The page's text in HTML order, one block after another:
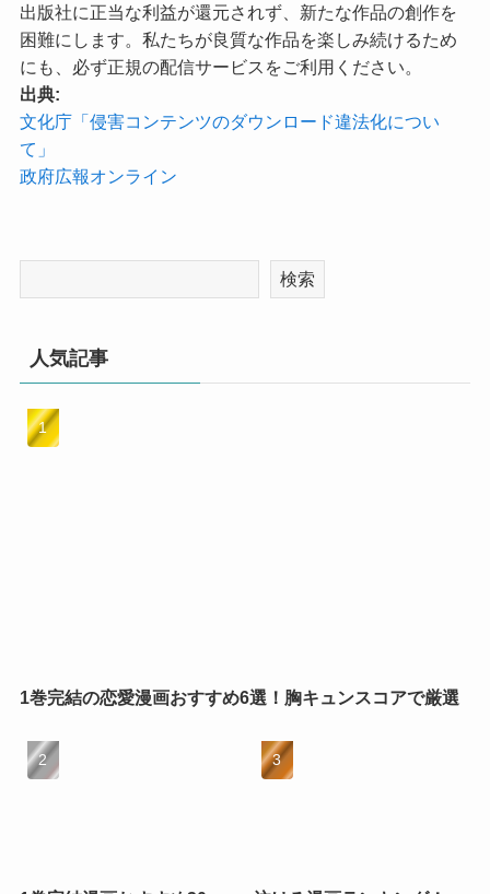
出版社に正当な利益が還元されず、新たな作品の創作を
困難にします。私たちが良質な作品を楽しみ続けるため
にも、必ず正規の配信サービスをご利用ください。
出典:
文化庁「侵害コンテンツのダウンロード違法化につい
て」
政府広報オンライン
検索
人気記事
1巻完結の恋愛漫画おすすめ6選！胸キュンスコアで厳選